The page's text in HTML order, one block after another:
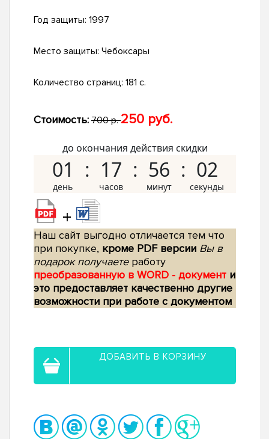
Год защиты: 1997
Место защиты: Чебоксары
Количество страниц: 181 с.
Стоимость: 700 р.250 руб.
до окончания действия скидки
01 17 56 01
+
Наш сайт выгодно отличается тем что
при покупке, кроме PDF версии Вы в
подарок получаетеработу
преобразованную в WORD - документ и
это предоставляет качественно другие
возможности при работе с документом
ДОБАВИТЬ В КОРЗИНУ